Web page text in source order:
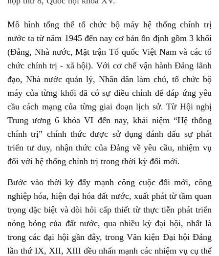
Mô hình tổng thể tổ chức bộ máy hệ thống chính trị
nước ta từ năm 1945 đến nay cơ bản ổn định gồm 3 khối
(Đảng, Nhà nước, Mặt trận Tổ quốc Việt Nam và các tổ
chức chính trị - xã hội). Với cơ chế vận hành Đảng lãnh
đạo, Nhà nước quản lý, Nhân dân làm chủ, tổ chức bộ
máy của từng khối đã có sự điều chỉnh để đáp ứng yêu
cầu cách mạng của từng giai đoạn lịch sử. Từ Hội nghị
Trung ương 6 khóa VI đến nay, khái niệm “Hệ thống
chính trị” chính thức được sử dụng đánh dấu sự phát
triển tư duy, nhận thức của Đảng về yêu cầu, nhiệm vụ
đối với hệ thống chính trị trong thời kỳ đổi mới.
Bước vào thời kỳ đẩy mạnh công cuộc đổi mới, công
nghiệp hóa, hiện đại hóa đất nước, xuất phát từ tầm quan
trọng đặc biệt và đòi hỏi cấp thiết từ thực tiễn phát triển
nóng bỏng của đất nước, qua nhiều kỳ đại hội, nhất là
trong các đại hội gần đây, trong Văn kiện Đại hội Đảng
lần thứ IX, XII, XIII đều nhấn mạnh các nhiệm vụ cụ thể